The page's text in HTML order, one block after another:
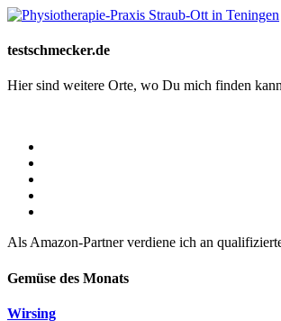
testschmecker.de
Hier sind weitere Orte, wo Du mich finden
Als Amazon-Partner verdiene ich an
Gemüse des Monats
Wirsing